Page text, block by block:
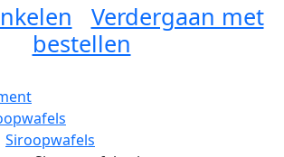
Verdergaan met
bestellen
Siroopwafels